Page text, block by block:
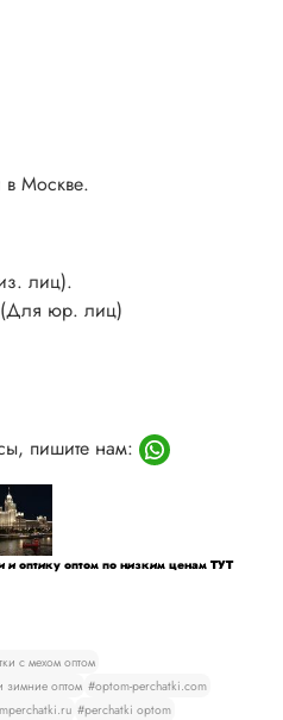
в Москве.
лиц).
(Для юр. лиц)
пишите нам:
и оптику оптом по низким ценам ТУТ
с мехом оптом
зимние оптом #optom-perchatki.com
#perchatki optom